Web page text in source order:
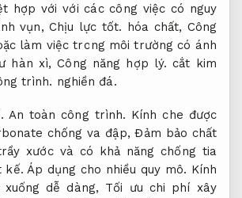
hợp với với các công việc có nguy
vụn,Chịu lực tốt. hóa chất, Công
làm việc trong môi trường có ánh
hàn xì,Công năng hợp lý. cắt kim
trình. nghiền đá.
An toàn công trình. Kính che được
chống va đập,Đảm bảo chất
xước và có khả năng chống tia
kế. Áp dụng cho nhiều quy mô. Kính
dễ dàng, Tối ưu chi phí xây